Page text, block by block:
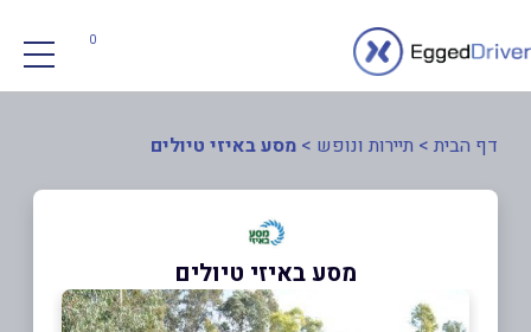
0
דף הבית > תיירות ונופש > מסע באיזי טיולים
מסע באיזי טיולים